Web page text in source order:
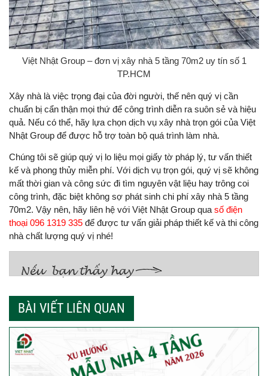
Việt Nhật Group – đơn vị xây nhà 5 tầng 70m2 uy tín số 1
TP.HCM
Xây nhà là việc trọng đại của đời người, thế nên quý vị cần
chuẩn bị cẩn thận mọi thứ để công trình diễn ra suôn sẻ và hiệu
quả. Nếu có thể, hãy lựa chọn dịch vụ xây nhà trọn gói của Việt
Nhật Group để được hỗ trợ toàn bộ quá trình làm nhà.
Chúng tôi sẽ giúp quý vị lo liệu mọi giấy tờ pháp lý, tư vấn thiết
kế và phong thủy miễn phí. Với dịch vụ trọn gói, quý vị sẽ không
mất thời gian và công sức đi tìm nguyên vật liệu hay trông coi
công trình, đặc biệt không sợ phát sinh chi phí xây nhà 5 tầng
70m2. Vậy nên, hãy liên hệ với Việt Nhật Group quasố điện
thoại 096 1319 335 để được tư vấn giải pháp thiết kế và thi công
nhà chất lượng quý vị nhé!
BÀI VIẾT LIÊN QUAN